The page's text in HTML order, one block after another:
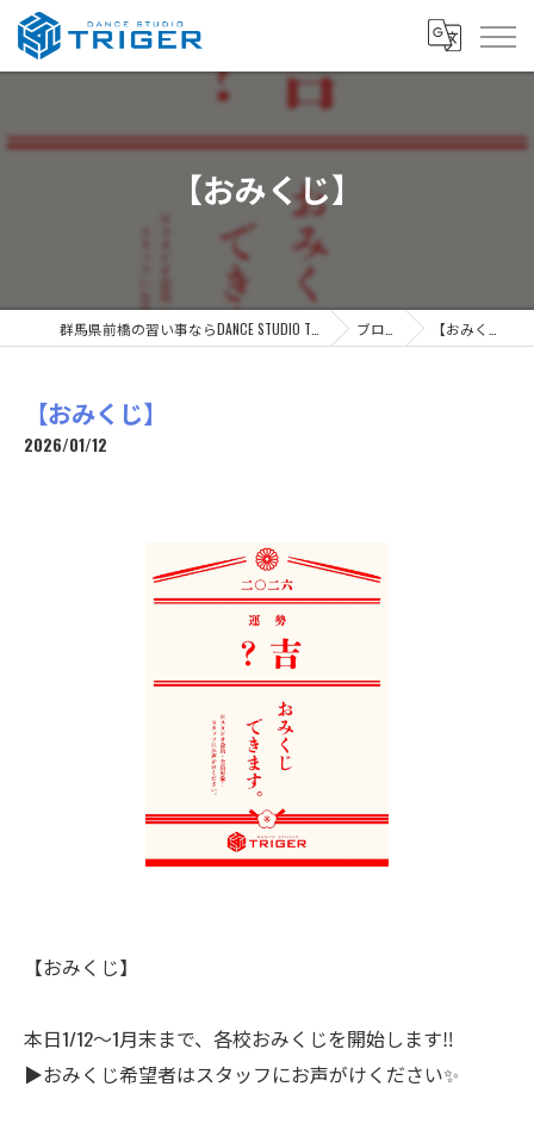
【おみくじ】
ブログ 【おみくじ】
【おみくじ】
2026/01/12
【おみくじ】
本日1/12〜1月末まで、各校おみくじを開始します‼️
▶︎おみくじ希望者はスタッフにお声がけください✨